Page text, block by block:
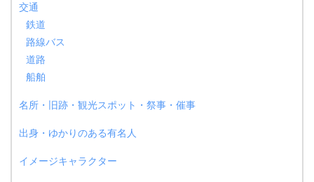
交通
鉄道
路線バス
道路
船舶
名所・旧跡・観光スポット・祭事・催事
出身・ゆかりのある有名人
イメージキャラクター